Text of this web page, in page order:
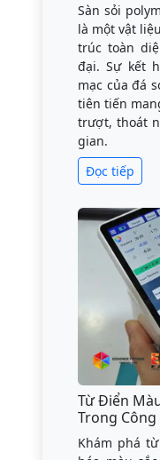
Sàn sỏi
là một vật
trúc toàn
đại. Sự kết
mạc của đá
tiên tiến
trượt, thoát
gian.
Đọc tiếp
Từ Điển
Trong
Khám phá